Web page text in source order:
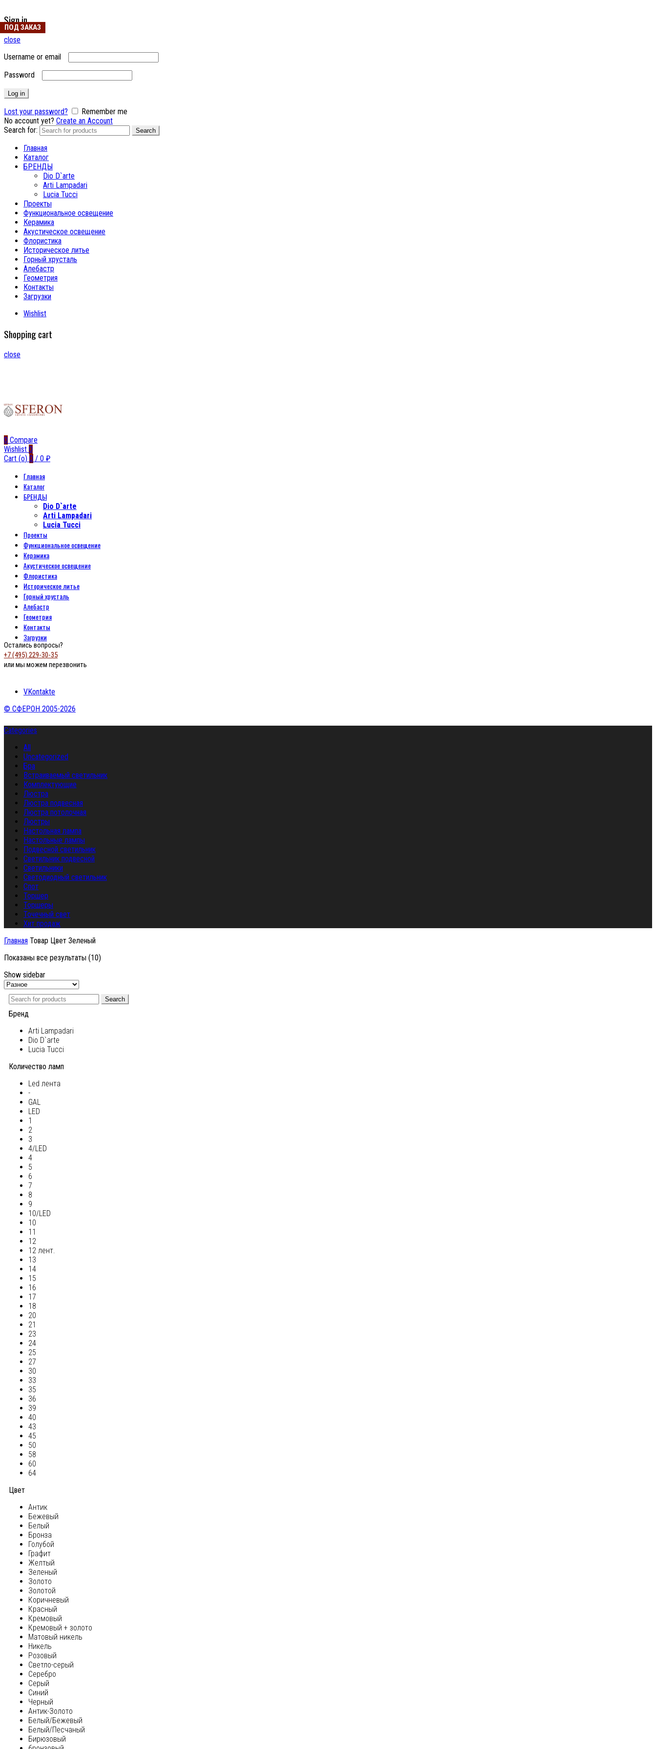
Sign in
close
Username or email
Password
Log in
Lost your password?
Remember me
No account yet? Create an Account
Search for:
Search
Главная
Каталог
БРЕНДЫ
Dio D`arte
Arti Lampadari
Lucia Tucci
Проекты
Функциональное освещение
Керамика
Акустическое освещение
Флористика
Историческое литье
Горный хрусталь
Алебастр
Геометрия
Контакты
Загрузки
Wishlist
Shopping cart
close
0 Compare
Wishlist 0
Cart (o) 0 / 0 ₽
Главная
Каталог
БРЕНДЫ
Dio D`arte
Arti Lampadari
Lucia Tucci
Проекты
Функциональное освещение
Керамика
Акустическое освещение
Флористика
Историческое литье
Горный хрусталь
Алебастр
Геометрия
Контакты
Загрузки
Остались вопросы?
+7 (495) 229-30-35
или мы можем перезвонить
VKontakte
© СФЕРОН 2005-2026
Categories
All
Uncategorized
Бра
Встраиваемый светильник
Комплектующие
Люстра
Люстра подвесная
Люстра потолочная
Люстры
Настольная лампа
Настольные лампы
Подвесной светильник
Светильник подвесной
Светильники
Светодиодный светильник
Спот
Торшер
Торшеры
Точечный свет
Хит продаж
Главная Товар Цвет Зеленый
Показаны все результаты (10)
Show sidebar
Search
Бренд
Arti Lampadari
Dio D`arte
Lucia Tucci
Количество ламп
Led лента
-
GAL
LED
1
2
3
4/LED
4
5
6
7
8
9
10/LED
10
11
12
12 лент.
13
14
15
16
17
18
20
21
23
24
25
27
30
33
35
36
39
40
43
45
50
58
60
64
Цвет
Антик
Бежевый
Белый
Бронза
Голубой
Графит
Желтый
Зеленый
Золото
Золотой
Коричневый
Красный
Кремовый
Кремовый + золото
Матовый никель
Никель
Розовый
Светло-серый
Серебро
Серый
Синий
Черный
Антик-Золото
Белый/Бежевый
Белый/Песчаный
Бирюзовый
ПОД ЗАКАЗ
ПОД ЗАКАЗ